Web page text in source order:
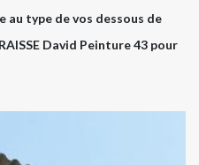
type de vos dessous de
David Peinture 43 pour